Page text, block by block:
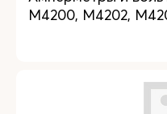
М4200, М4202,